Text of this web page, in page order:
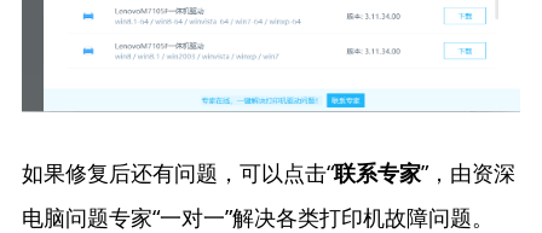
如果修复后还有问题，可以点击“联系专家”，由资深
电脑问题专家“一对一”解决各类打印机故障问题。